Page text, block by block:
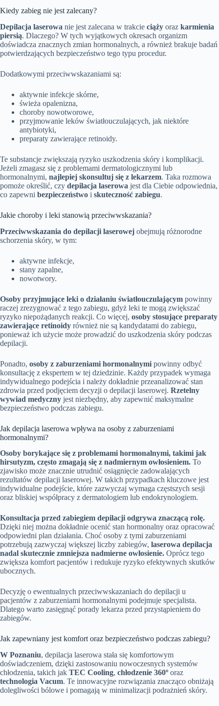
Kiedy zabieg nie jest zalecany?
Depilacja laserowa nie jest zalecana w trakcie ciąży oraz karmienia
piersią. Dlaczego? W tych wyjątkowych okresach organizm
doświadcza znacznych zmian hormonalnych, a również brakuje badań
potwierdzających bezpieczeństwo tego typu procedur.
Dodatkowymi przeciwwskazaniami są:
aktywnie infekcje skórne,
świeża opalenizna,
choroby nowotworowe,
przyjmowanie leków światłouczulających, jak niektóre
antybiotyki,
preparaty zawierające retinoidy.
Te substancje zwiększają ryzyko uszkodzenia skóry i komplikacji.
Jeżeli zmagasz się z problemami dermatologicznymi lub
hormonalnymi, najlepiej skonsultuj się z lekarzem. Taka rozmowa
pomoże określić, czy depilacja laserowa jest dla Ciebie odpowiednia,
co zapewni bezpieczeństwo i skuteczność zabiegu.
Jakie choroby i leki stanowią przeciwwskazania?
Przeciwwskazania do depilacji laserowej obejmują różnorodne
schorzenia skóry, w tym:
aktywne infekcje,
stany zapalne,
nowotwory.
Osoby przyjmujące leki o działaniu światłouczulającym powinny
raczej zrezygnować z tego zabiegu, gdyż leki te mogą zwiększać
ryzyko niepożądanych reakcji. Co więcej, osoby stosujące preparaty
zawierające retinoidy również nie są kandydatami do zabiegu,
ponieważ ich użycie może prowadzić do uszkodzenia skóry podczas
depilacji.
Ponadto, osoby z zaburzeniami hormonalnymi powinny odbyć
konsultację z ekspertem w tej dziedzinie. Każdy przypadek wymaga
indywidualnego podejścia i należy dokładnie przeanalizować stan
zdrowia przed podjęciem decyzji o depilacji laserowej. Rzetelny
wywiad medyczny jest niezbędny, aby zapewnić maksymalne
bezpieczeństwo podczas zabiegu.
Jak depilacja laserowa wpływa na osoby z zaburzeniami
hormonalnymi?
Osoby borykające się z problemami hormonalnymi, takimi jak
hirsutyzm, często zmagają się z nadmiernym owłosieniem. To
zjawisko może znacznie utrudnić osiągnięcie zadowalających
rezultatów depilacji laserowej. W takich przypadkach kluczowe jest
indywidualne podejście, które zazwyczaj wymaga częstszych sesji
oraz bliskiej współpracy z dermatologiem lub endokrynologiem.
Konsultacja przed zabiegiem depilacji odgrywa znaczącą rolę.
Dzięki niej można dokładnie ocenić stan hormonalny oraz opracować
odpowiedni plan działania. Choć osoby z tymi zaburzeniami
potrzebują zazwyczaj większej liczby zabiegów, laserowa depilacja
nadal skutecznie zmniejsza nadmierne owłosienie. Oprócz tego
zwiększa komfort pacjentów i redukuje ryzyko efektywnych skutków
ubocznych.
Decyzję o ewentualnych przeciwwskazaniach do depilacji u
pacjentów z zaburzeniami hormonalnymi podejmuje specjalista.
Dlatego warto zasięgnąć porady lekarza przed przystąpieniem do
zabiegów.
Jak zapewniany jest komfort oraz bezpieczeństwo podczas zabiegu?
W Poznaniu, depilacja laserowa stała się komfortowym
doświadczeniem, dzięki zastosowaniu nowoczesnych systemów
chłodzenia, takich jak TEC Cooling, chłodzenie 360º oraz
technologia Vacum. Te innowacyjne rozwiązania znacząco obniżają
dolegliwości bólowe i pomagają w minimalizacji podrażnień skóry.